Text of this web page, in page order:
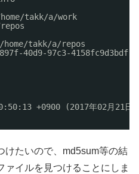
takk/a/work
takk/a/repos
40d9-97c3-4158fc9d3bdf
+0900 (2017年02月21
けたいので、md5sum等の結
イルを見つけることにしま